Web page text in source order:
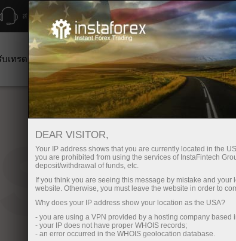
สนับสนุน เปิดบัญชีเทรดทันที แ
เทรดเดอร์ สำหรับผู้เริ่มต้นใหม่ สำหรับนักลงทุน ส
DEAR VISITOR,
Your IP address shows that you are currently located in the
you are prohibited from using the services of InstaFintech
deposit/withdrawal of funds, etc.
If you think you are seeing this message by mistake and
website. Otherwise, you must leave the website in order to
Why does your IP address show your location as the USA?
- you are using a VPN provided by a hosting company based
- your IP does not have proper WHOIS records;
- an error occurred in the WHOIS geolocation database.